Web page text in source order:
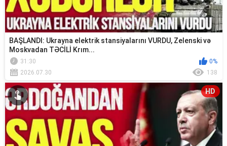
BAŞLANDI: Ukrayna elektrik stansiyalarını VURDU, Zelenski və
Moskvadan TƏCİLİ Krım...
31:30
0%
2026.07.30
138
HD